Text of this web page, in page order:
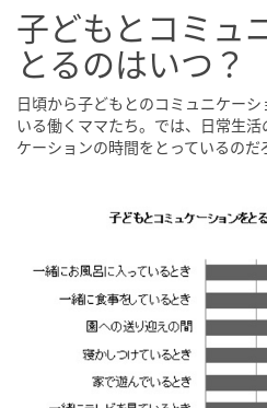
子どもとコミュ
とるのはいつ？
日頃から子どもとのコミュニケー
いる働くママたち。では、日常生
ケーションの時間をとっているのだ